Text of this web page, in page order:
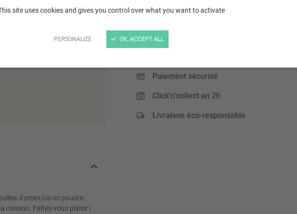
site uses cookies and gives you control over what you want to activate
PERSONALIZE OK, ACCEPT ALL
Paiement sécurisé
Click'n'collect en 2h
Livraison éco-responsable
d'orties bio en poudre.
cuisson. Faîtes-vous plaisir !